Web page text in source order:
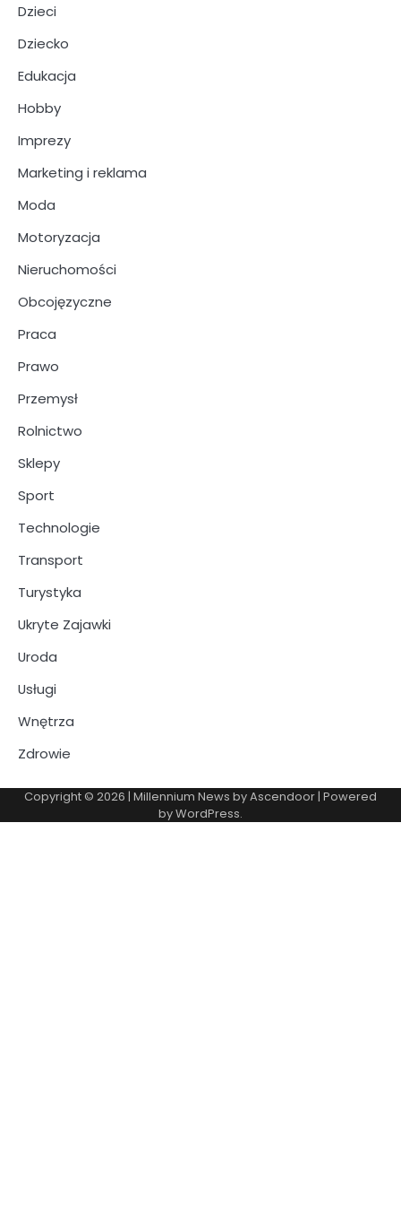
Dzieci
Dziecko
Edukacja
Hobby
Imprezy
Marketing i reklama
Moda
Motoryzacja
Nieruchomości
Obcojęzyczne
Praca
Prawo
Przemysł
Rolnictwo
Sklepy
Sport
Technologie
Transport
Turystyka
Ukryte Zajawki
Uroda
Usługi
Wnętrza
Zdrowie
Copyright © 2026 | Millennium News byAscendoor| Powered
byWordPress.